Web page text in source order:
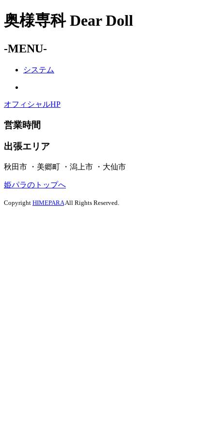
奥様専科 Dear Doll
-MENU-
システム
オフィシャルHP
営業時間
出張エリア
秋田市 ・美郷町 ・潟上市 ・大仙市
姫パラのトップへ
Copyright HIMEPARA All Rights Reserved.